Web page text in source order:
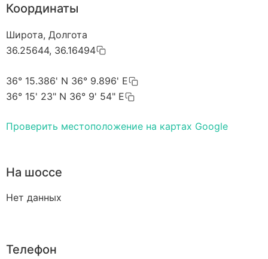
Координаты
Широта, Долгота
36.25644, 36.16494
36° 15.386' N 36° 9.896' E
36° 15' 23" N 36° 9' 54" E
Проверить местоположение на картах Google
На шоссе
Нет данных
Телефон